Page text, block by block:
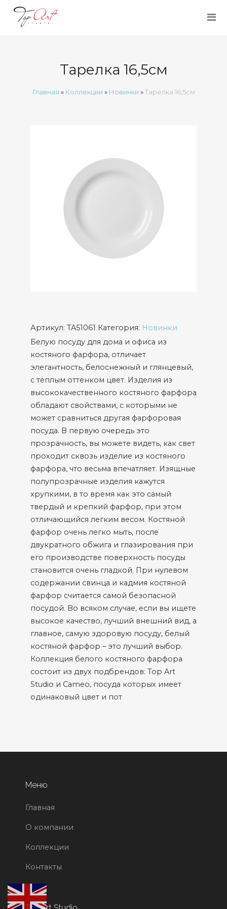
Тарелка 16,5см
Главная » Коллекции » Новинки »Тарелка 16,5см
Артикул: TA51061 Категория: Новинки
Белую посуду для дома и офиса из
костяного фарфора, отличает
элегантность, белоснежный и глянцевый,
с тёплым оттенком цвет. Изделия из
высококачественного костяного фарфора
обладают свойствами, с которыми не
может сравниться другая фарфоровая
посуда. В первую очередь это
прозрачность, вы можете видеть, как свет
проходит сквозь изделие из костяного
фарфора, что весьма впечатляет. Изящные
полупрозрачные изделия кажутся
хрупкими, в то время как это самый
твердый и крепкий фарфор, при этом
отличающийся легким весом. Костяной
фарфор очень легко мыть, после
двукратного обжига и глазирования при
его производстве поверхность посуды
становится очень гладкой. При нулевом
содержании свинца и кадмия костяной
фарфор считается самой безопасной
посудой. Во всяком случае, если вы ищете
высокое качество, лучший внешний вид, а
главное, самую здоровую посуду, белый
костяной фарфор – это лучший выбор.
Коллекция белого костяного фарфора
состоит из двух подбрендов: Top Art
Studio и Cameo, посуда которых имеет
одинаковый цвет и пот
Меню
Главная
О компании
Коллекции
Контакты